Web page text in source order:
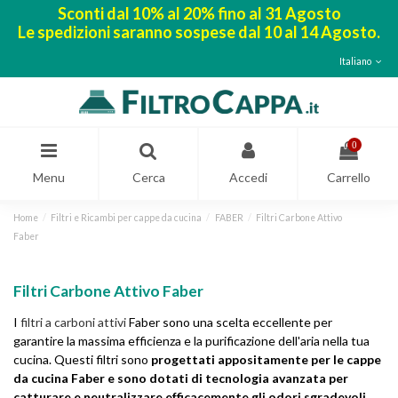
Sconti dal 10% al 20% fino al 31 Agosto
Le spedizioni saranno sospese dal 10 al 14 Agosto.
Italiano
Menu Cerca Accedi
0
Carrello
Home Filtri e Ricambi per cappe da cucina FABER
Filtri Carbone Attivo
Faber
Filtri Carbone Attivo Faber
I filtri a carboni attiviFaber sono una scelta eccellente per
garantire la massima efficienza e la purificazione dell'aria nella tua
cucina. Questi filtri sono progettati appositamente per le cappe
da cucina Faber e sono dotati di tecnologia avanzata per